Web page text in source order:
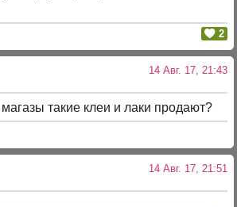
2
14 Авг. 17, 21:43
магазы такие клеи и лаки продают?
14 Авг. 17, 21:51